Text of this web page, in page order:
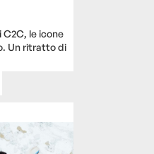
le icone
Un ritratto di